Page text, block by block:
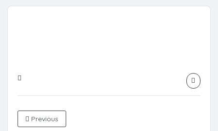
Previous